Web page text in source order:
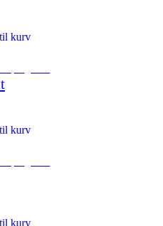
kurv
kurv
kurv